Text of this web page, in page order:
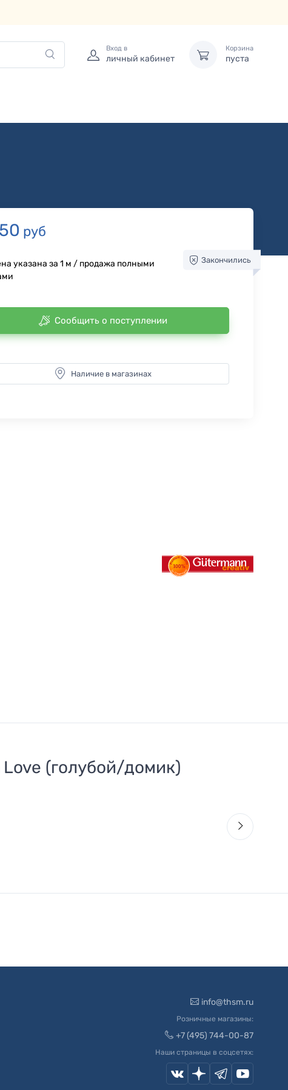
Вход в
личный кабинет
Корзина
пуста
руб
Закончились
указана за 1 м / продажа полными
Сообщить о поступлении
Наличие в магазинах
(голубой/домик)
info@thsm.ru
Розничные магазины:
+7 (495) 744-00-87
Наши страницы в соцсетях: